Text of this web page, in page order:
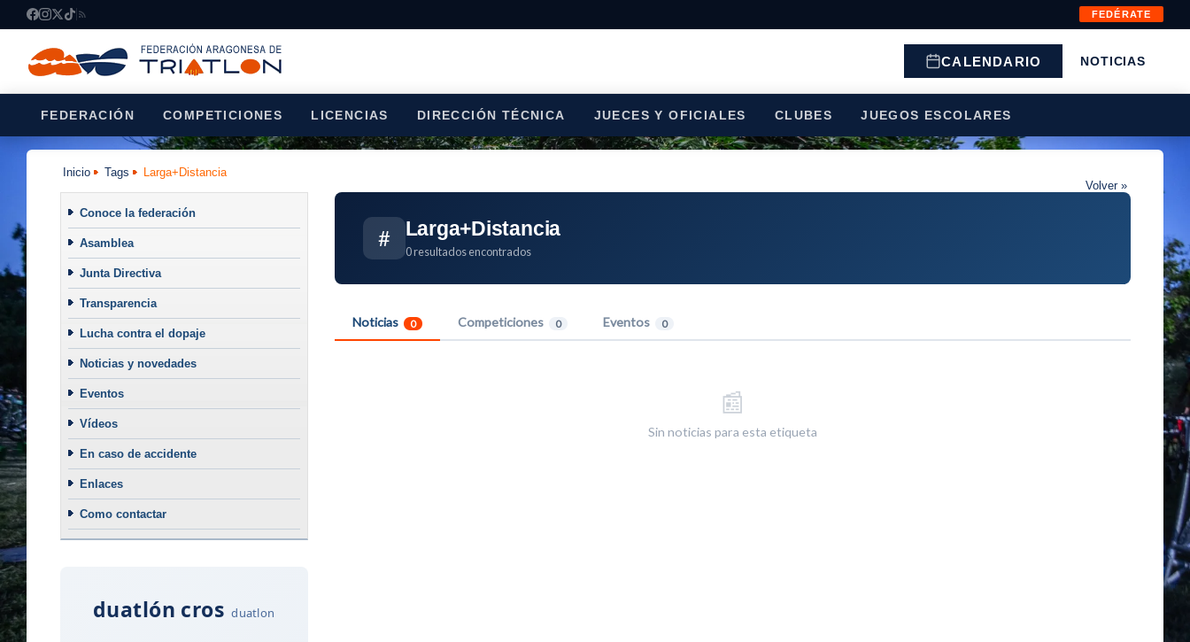
FEDÉRATE
CALENDARIO NOTICIAS
FEDERACIÓN COMPETICIONES LICENCIAS DIRECCIÓN TÉCNICA JUECES Y OFICIALES CLUBES JUEGOS ESCOLARES
Inicio Tags
Larga+Distancia
Volver »
Conoce la federación
Asamblea
Junta Directiva
Transparencia
Lucha contra el dopaje
Noticias y novedades
Eventos
Vídeos
En caso de accidente
Enlaces
Como contactar
duatlón cros duatlon
# Larga+Distancia
0 resultados encontrados
Noticias 0 Competiciones 0 Eventos 0
📰
Sin noticias para esta etiqueta